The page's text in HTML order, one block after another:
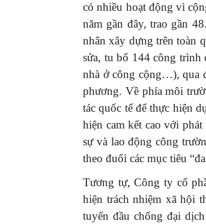
có nhiều hoạt động vì
năm gần đây, trao gần
nhân xây dựng trên toàn
sửa, tu bổ 144 công trình
nhà ở công cộng…), qua
phương. Về phía môi
tác quốc tế để thực hiện
hiện cam kết cao với
sự và lao động công
theo đuổi các mục tiêu
Tương tự, Công ty cổ
hiện trách nhiệm xã hội
tuyến đầu chống đại
GIỚI THIỆU
Ra mắt
mừng